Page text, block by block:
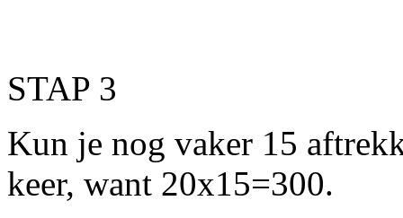
STAP 3
Kun je nog vaker 15
keer, want 20x15=300.